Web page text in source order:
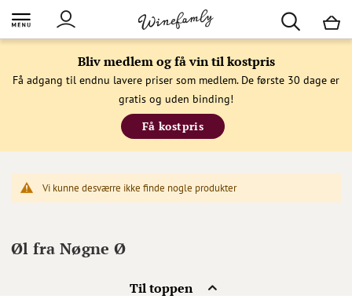
Bliv medlem og få vin til kostpris
Få adgang til endnu lavere priser som medlem. De første 30 dage er
gratis og uden binding!
Få kostpris
Vi kunne desværre ikke finde nogle produkter
Til toppen
Øl fra Nøgne Ø